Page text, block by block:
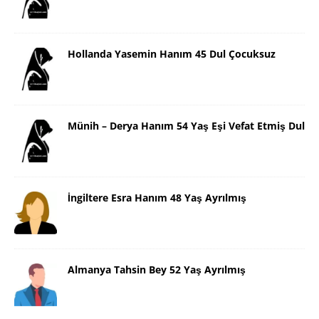
Hollanda Yasemin Hanım 45 Dul Çocuksuz
Münih – Derya Hanım 54 Yaş Eşi Vefat Etmiş Dul
İngiltere Esra Hanım 48 Yaş Ayrılmış
Almanya Tahsin Bey 52 Yaş Ayrılmış